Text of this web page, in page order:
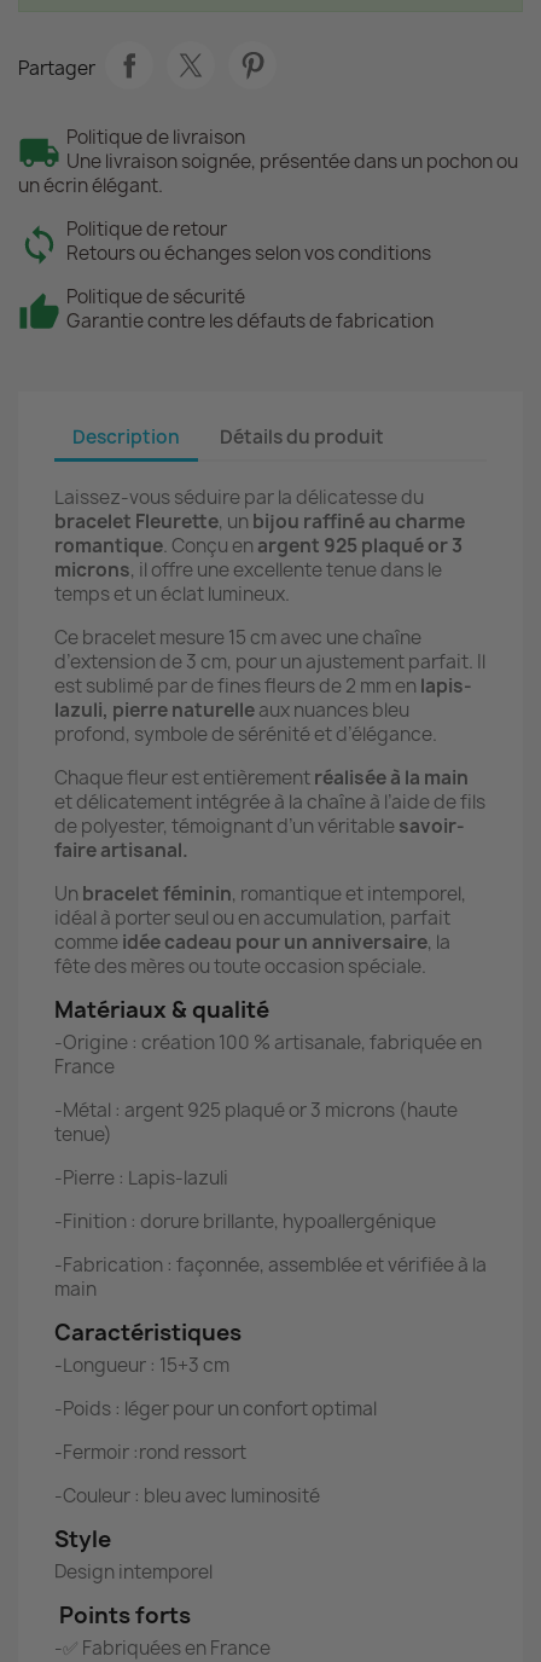
Partager
Politique de livraison
Une livraison soignée, présentée dans un pochon ou
un écrin élégant.
Politique de retour
Retours ou échanges selon vos conditions
Politique de sécurité
Garantie contre les défauts de fabrication
Description Détails du produit
Laissez-vous séduire par la délicatesse du
bracelet Fleurette, un bijou raffiné au charme
romantique. Conçu en argent 925 plaqué or 3
microns, il offre une excellente tenue dans le
temps et un éclat lumineux.
Ce bracelet mesure 15 cm avec une chaîne
d’extension de 3 cm, pour un ajustement parfait. Il
est sublimé par de fines fleurs de 2 mm en lapis-
lazuli, pierre naturelleaux nuances bleu
profond, symbole de sérénité et d’élégance.
Chaque fleur est entièrementréalisée à la main
et délicatement intégrée à la chaîne à l’aide de fils
de polyester, témoignant d’un véritablesavoir-
faire artisanal.
Un bracelet féminin, romantique et intemporel,
idéal à porter seul ou en accumulation, parfait
commeidée cadeau pour un anniversaire, la
fête des mères ou toute occasion spéciale.
Matériaux & qualité
-Origine : création 100 % artisanale, fabriquée en
France
-Métal : argent 925 plaqué or 3 microns (haute
tenue)
-Pierre : Lapis-lazuli
-Finition : dorure brillante, hypoallergénique
-Fabrication : façonnée, assemblée et vérifiée à la
main
Caractéristiques
-Longueur : 15+3 cm
-Poids : léger pour un confort optimal
-Fermoir :rond ressort
-Couleur : bleu avec luminosité
Style
Design intemporel
Points forts
-✅ Fabriquées en France